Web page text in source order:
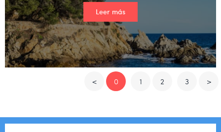
Leer más
< 0 1 2 3 >